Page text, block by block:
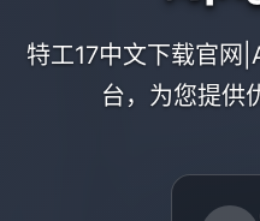
特工17中文下载官网
台，为您提供